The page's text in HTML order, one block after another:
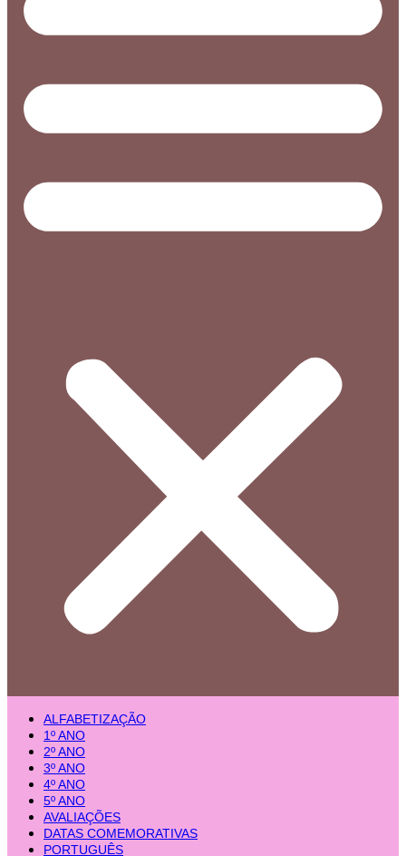
ALFABETIZAÇÃO
1º ANO
2º ANO
3º ANO
4º ANO
5º ANO
AVALIAÇÕES
DATAS COMEMORATIVAS
PORTUGUÊS